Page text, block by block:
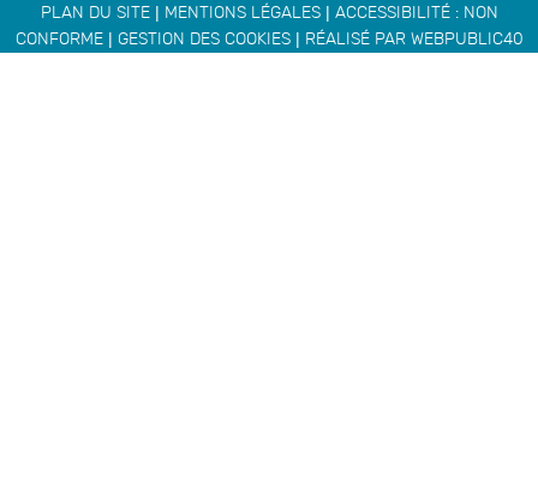
PLAN DU SITE| MENTIONS LÉGALES| ACCESSIBILITÉ : NON
CONFORME| GESTION DES COOKIES| RÉALISÉ PAR WEBPUBLIC40